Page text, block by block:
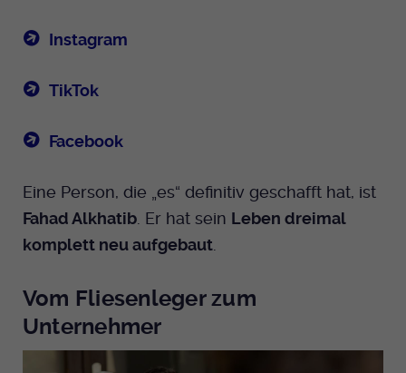
Instagram
TikTok
Facebook
Eine Person, die „es“ definitiv geschafft hat, ist
Fahad Alkhatib. Er hat sein Leben dreimal
komplett neu aufgebaut.
Vom Fliesenleger zum
Unternehmer